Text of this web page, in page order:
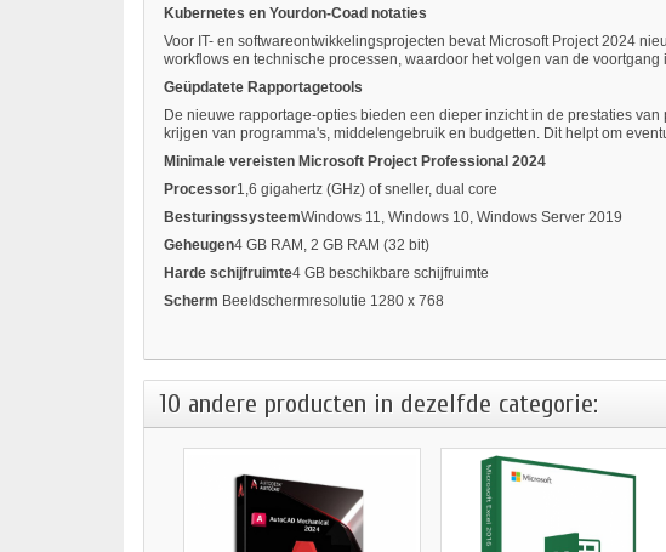
Kubernetes en Yourdon-Coad notaties
Voor IT- en softwareontwikkelingsprojecten bevat Microsoft Project 2024
workflows en technische processen, waardoor het volgen van de
Geüpdatete Rapportagetools
De nieuwe rapportage-opties bieden een dieper inzicht in de prestaties
krijgen van programma's, middelengebruik en budgetten. Dit helpt om
Minimale vereisten Microsoft Project Professional 2024
Processor1,6 gigahertz (GHz) of sneller, dual core
BesturingssysteemWindows 11, Windows 10, Windows Server 2019
Geheugen4 GB RAM, 2 GB RAM (32 bit)
Harde schijfruimte4 GB beschikbare schijfruimte
Scherm Beeldschermresolutie 1280 x 768
10 andere producten in dezelfde categorie: